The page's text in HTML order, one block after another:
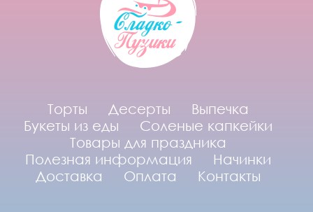
Торты Десерты
Выпечка
Букеты из еды
Соленые капкейки
Товары для праздника
Полезная информация
Начинки
Доставка
Оплата Контакты